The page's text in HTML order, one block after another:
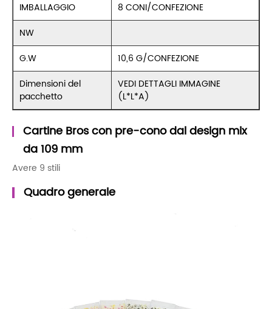
IMBALLAGGIO
8 CONI/CONFEZIONE
NW
G.W
10,6 G/CONFEZIONE
Dimensioni del
pacchetto
VEDI DETTAGLI IMMAGINE
(L*L*A)
Cartine Bros con pre-cono dal design mix
da 109 mm
Avere 9 stili
Quadro generale